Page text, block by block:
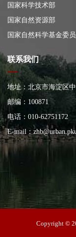
国家科学技术部
国家自然资源部
国家自然科学基金委
联系我们
地址：北京市海淀区
大楼
邮编：100871
电话：010-62751172
E-mail：
Copyright ©